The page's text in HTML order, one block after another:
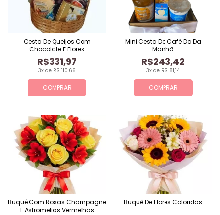
COMPRAR
3x de R$ 110,66
R$331,97
Cesta De Queijos Com
Chocolate E Flores
COMPRAR
3x de R$ 81,14
R$243,42
Mini Cesta De Café Da Da
Manhã
Buquê Com Rosas Champagne
E Astromelias Vermelhas
Buquê De Flores Coloridas